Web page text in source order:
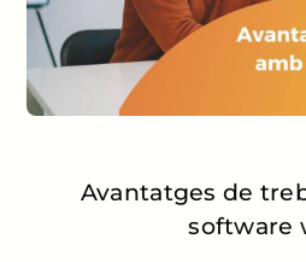
Avantatges de
software